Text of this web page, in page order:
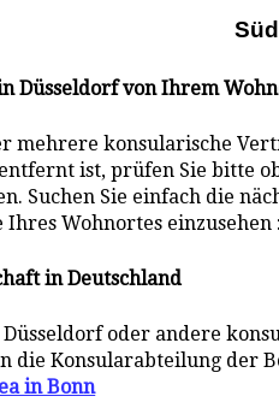
Düsseldorf von Ihrem
mehrere konsularische
ist, prüfen Sie bitte
Suchen Sie einfach die
Ihres Wohnortes einzusehen
in Deutschland
oder andere
die Konsularabteilung der
in Bonn